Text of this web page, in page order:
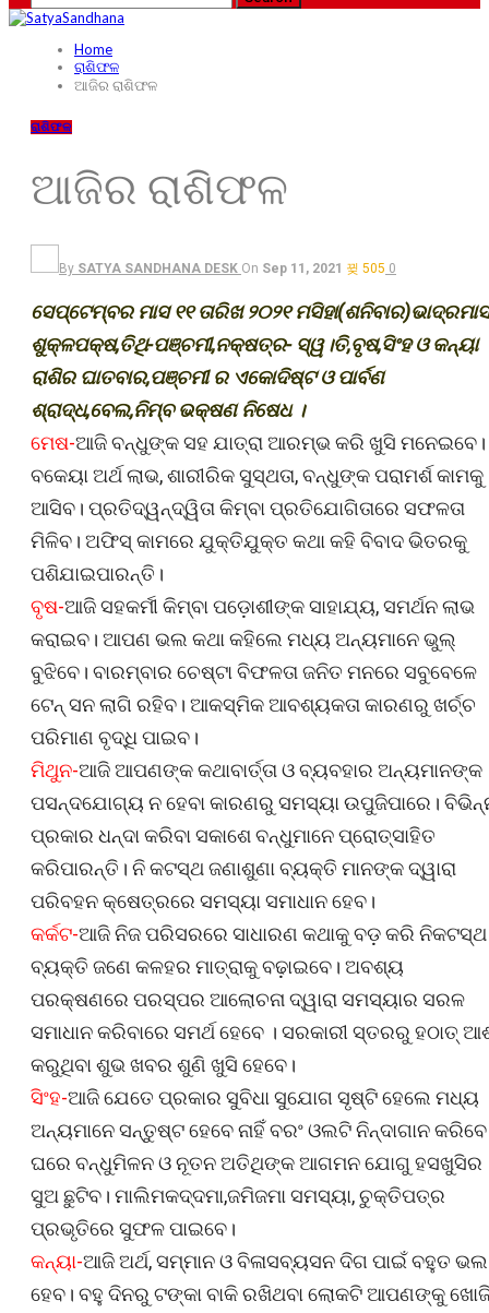
Home
ରାଶିଫଳ
ଆଜିର ରାଶିଫଳ
ରାଶିଫଳ
ଆଜିର ରାଶିଫଳ
By SATYA SANDHANA DESK On Sep 11, 2021 505 0
ସେପ୍ଟେମ୍ବର ମାସ ୧୧ ତାରିଖ ୨୦୨୧
ଶୁକ୍ଳପକ୍ଷ,ତିଥି-ପଞ୍ଚମୀ,ନକ୍ଷତ୍ର- ସ୍ୱ।ତି,ବୃଷ,ସିଂହ ଓ କନ୍ୟା
ରାଶିର ଘାତବାର,ପଞ୍ଚମୀ ର ଏକୋଦିଷ୍ଟ ଓ ପାର୍ବଣ
ଶ୍ରାଦ୍ଧ,ବେଲ,ନିମ୍ବ ଭକ୍ଷଣ ନିଷେଧ ।
ମେଷ-ଆଜି ବନ୍ଧୁଙ୍କ ସହ ଯାତ୍ରା ଆରମ୍ଭ କରି ଖୁସି ମନେଇବେ।
ବକେୟା ଅର୍ଥ ଲାଭ, ଶାରୀରିକ ସୁସ୍ଥତା, ବନ୍ଧୁଙ୍କ ପରାମର୍ଶ କାମକୁ
ଆସିବ। ପ୍ରତିଦ୍ୱନ୍ଦ୍ୱିତା କିମ୍ବା ପ୍ରତିଯୋଗିତାରେ ସଫଳତା
ମିଳିବ। ଅଫିସ୍‌ କାମରେ ଯୁକ୍ତିଯୁକ୍ତ କଥା କହି ବିବାଦ ଭିତରକୁ
ପଶିଯାଇପାରନ୍ତି।
ବୃଷ-ଆଜି ସହକର୍ମୀ କିମ୍ବା ପଡ଼ୋଶୀଙ୍କ ସାହାଯ୍ୟ, ସମର୍ଥନ ଲାଭ
କରାଇବ। ଆପଣ ଭଲ କଥା କହିଲେ ମଧ୍ୟ ଅନ୍ୟମାନେ ଭୁଲ୍‌
ବୁଝିବେ। ବାରମ୍ବାର ଚେଷ୍ଟା ବିଫଳତା ଜନିତ ମନରେ ସବୁବେଳେ
ଟେନ୍‌ ସନ ଲାଗି ରହିବ। ଆକସ୍ମିକ ଆବଶ୍ୟକତା କାରଣରୁ ଖର୍ଚ୍ଚ
ପରିମାଣ ବୃଦ୍ଧି ପାଇବ।
ମିଥୁନ-ଆଜି ଆପଣଙ୍କ କଥାବାର୍ତ୍ତା ଓ ବ୍ୟବହାର ଅନ୍ୟମାନଙ୍କ
ପସନ୍ଦଯୋଗ୍ୟ ନ ହେବା କାରଣରୁ ସମସ୍ୟା ଉପୁଜିପାରେ।
ପ୍ରକାର ଧନ୍ଦା କରିବା ସକାଶେ ବନ୍ଧୁମାନେ ପ୍ରୋତ୍ସାହିତ
କରିପାରନ୍ତି। ନି କଟସ୍ଥ ଜଣାଶୁଣା ବ୍ୟକ୍ତି ମାନଙ୍କ ଦ୍ୱାରା
ପରିବହନ କ୍ଷେତ୍ରରେ ସମସ୍ୟା ସମାଧାନ ହେବ।
କର୍କଟ-ଆଜି ନିଜ ପରିସରରେ ସାଧାରଣ କଥାକୁ ବଡ଼ କରି ନିକଟସ୍ଥ
ବ୍ୟକ୍ତି ଜଣେ କଳହର ମାତ୍ରାକୁ ବଢ଼ାଇବେ। ଅବଶ୍ୟ
ପରକ୍ଷଣରେ ପରସ୍ପର ଆଲୋଚନା ଦ୍ୱାରା ସମସ୍ୟାର ସରଳ
ସମାଧାନ କରିବାରେ ସମର୍ଥ ହେବେ । ସରକାରୀ ସ୍ତରରୁ ହଠାତ୍‌
କରୁଥିବା ଶୁଭ ଖବର ଶୁଣି ଖୁସି ହେବେ।
ସିଂହ-ଆଜି ଯେତେ ପ୍ରକାର ସୁବିଧା ସୁଯୋଗ ସୃଷ୍ଟି ହେଲେ ମଧ୍ୟ
ଅନ୍ୟମାନେ ସନ୍ତୁଷ୍ଟ ହେବେ ନାହିଁ ବରଂ ଓଲଟି ନିନ୍ଦାଗାନ
ଘରେ ବନ୍ଧୁମିଳନ ଓ ନୂତନ ଅତିଥିଙ୍କ ଆଗମନ ଯୋଗୁ ହସଖୁସିର
ସୁଅ ଛୁଟିବ। ମାଲିମକଦ୍ଦମା,ଜମିଜମା ସମସ୍ୟା, ଚୁକ୍ତିପତ୍ର
ପ୍ରଭୃତିରେ ସୁଫଳ ପାଇବେ।
କନ୍ୟା-ଆଜି ଅର୍ଥ, ସମ୍ମାନ ଓ ବିଳାସବ୍ୟସନ ଦିଗ ପାଇଁ ବହୁତ ଭଲ
ହେବ। ବହୁ ଦିନରୁ ଟଙ୍କା ବାକି ରଖିଥବା ଲୋକଟି ଆପଣଙ୍କୁ